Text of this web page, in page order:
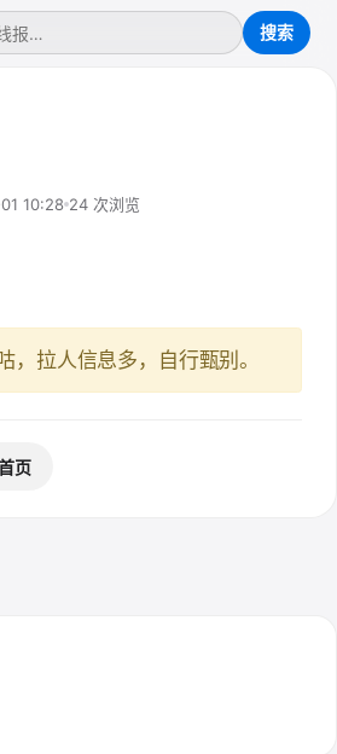
10:28 24 次浏览
，拉人信息多，自行甄别。
页